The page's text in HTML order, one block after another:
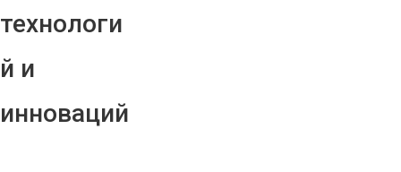
технологи
й и
инноваций